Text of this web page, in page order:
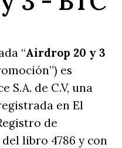
“Airdrop 20 y 3
es
S.A. de C.V, una
en El
de
libro 4786 y con